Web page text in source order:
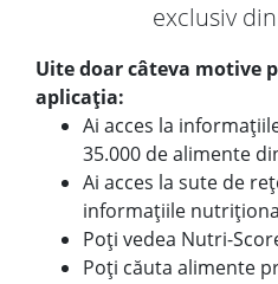
exclusiv
Uite doar câteva motive
aplicația:
Ai acces la
35.000 de alimente
Ai acces la sute de
informațiile
Poți vedea Nutri-
Poți căuta alimente